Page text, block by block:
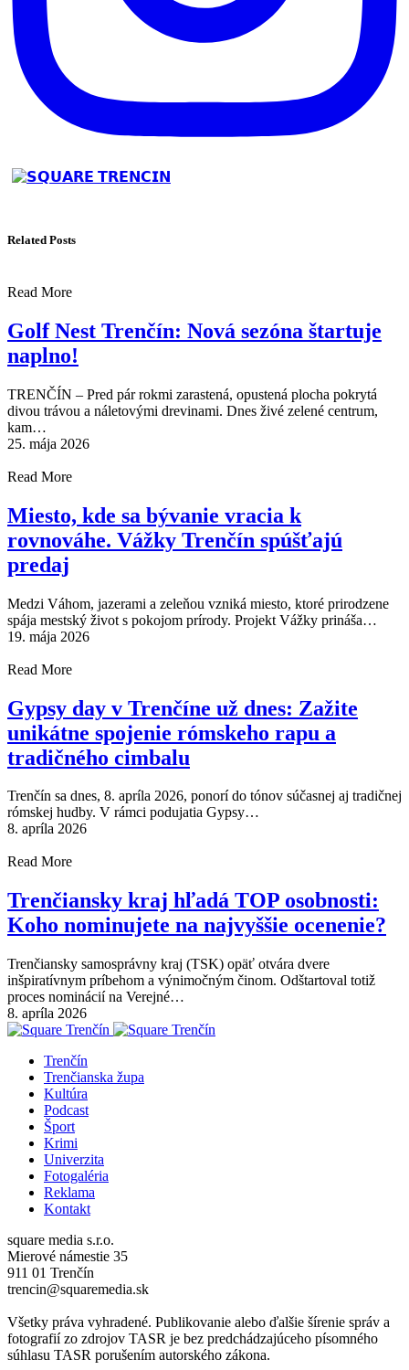
Related Posts
Read More
Golf Nest Trenčín: Nová sezóna štartuje
naplno!
TRENČÍN – Pred pár rokmi zarastená, opustená plocha pokrytá
divou trávou a náletovými drevinami. Dnes živé zelené centrum,
kam…
25. mája 2026
Read More
Miesto, kde sa bývanie vracia k
rovnováhe. Vážky Trenčín spúšťajú
predaj
Medzi Váhom, jazerami a zeleňou vzniká miesto, ktoré prirodzene
spája mestský život s pokojom prírody. Projekt Vážky prináša…
19. mája 2026
Read More
Gypsy day v Trenčíne už dnes: Zažite
unikátne spojenie rómskeho rapu a
tradičného cimbalu
Trenčín sa dnes, 8. apríla 2026, ponorí do tónov súčasnej aj tradičnej
rómskej hudby. V rámci podujatia Gypsy…
8. apríla 2026
Read More
Trenčiansky kraj hľadá TOP osobnosti:
Koho nominujete na najvyššie ocenenie?
Trenčiansky samosprávny kraj (TSK) opäť otvára dvere
inšpiratívnym príbehom a výnimočným činom. Odštartoval totiž
proces nominácií na Verejné…
8. apríla 2026
Trenčín
Trenčianska župa
Kultúra
Podcast
Šport
Krimi
Univerzita
Fotogaléria
Reklama
Kontakt
square media s.r.o.
Mierové námestie 35
911 01 Trenčín
trencin@squaremedia.sk
Všetky práva vyhradené. Publikovanie alebo ďalšie šírenie správ a
fotografií zo zdrojov TASR je bez predchádzajúceho písomného
súhlasu TASR porušením autorského zákona.